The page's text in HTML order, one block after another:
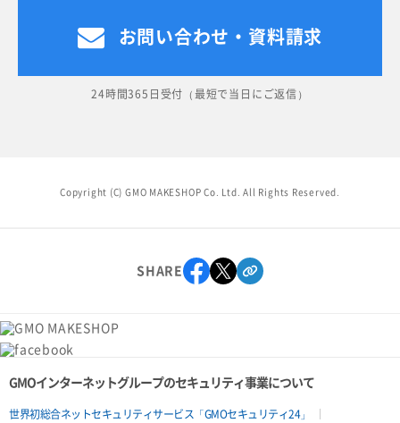
お問い合わせ・資料請求
24時間365日受付（最短で当日にご返信）
Copyright (C) GMO MAKESHOP Co. Ltd. All Rights Reserved.
SHARE
GMOインターネットグループのセキュリティ事業について
世界初総合ネットセキュリティサービス「GMOセキュリティ24」